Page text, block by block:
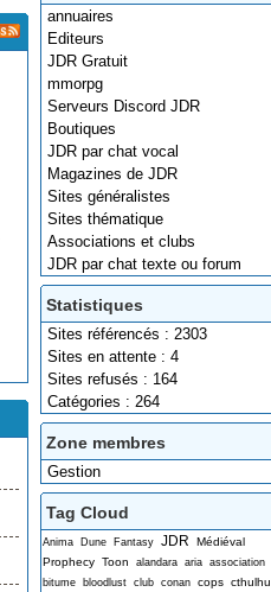
annuaires
Editeurs
JDR Gratuit
mmorpg
Serveurs Discord JDR
Boutiques
JDR par chat vocal
Magazines de JDR
Sites généralistes
Sites thématique
Associations et clubs
JDR par chat texte ou forum
Statistiques
Sites référencés : 2303
Sites en attente : 4
Sites refusés : 164
Catégories : 264
Zone membres
Gestion
Tag Cloud
Anima Dune Fantasy JDR
Médiéval
Prophecy Toon alandara aria association
bitume
bloodlust club conan cops cthulhu